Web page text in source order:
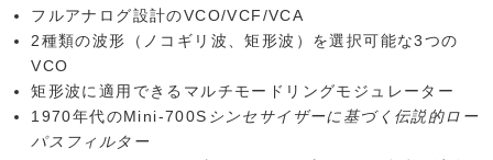
フルアナログ設計のVCO/VCF/VCA
2種類の波形（ノコギリ波、矩形波）を選択可能な3つの
VCO
矩形波に適用できるマルチモードリングモジュレーター
1970年代のMini-700S シンセサイザーに基づく伝説的ロー
パスフィルター